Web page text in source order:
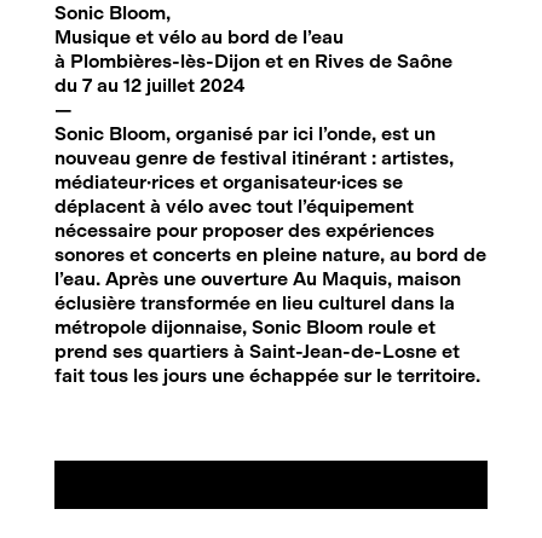
Sonic Bloom,
Musique et vélo au bord de l’eau
à Plombières-lès-Dijon et en Rives de Saône
du 7 au 12 juillet 2024
—
Sonic Bloom, organisé par ici l’onde, est un
nouveau genre de festival itinérant : artistes,
médiateur·rices et organisateur·ices se
déplacent à vélo avec tout l’équipement
nécessaire pour proposer des expériences
sonores et concerts en pleine nature, au bord de
l’eau. Après une ouverture Au Maquis, maison
éclusière transformée en lieu culturel dans la
métropole dijonnaise, Sonic Bloom roule et
prend ses quartiers à Saint-Jean-de-Losne et
fait tous les jours une échappée sur le territoire.